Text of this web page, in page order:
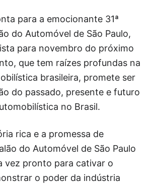
para a emocionante 31ª
do Automóvel de São Paulo,
para novembro do próximo
que tem raízes profundas na
brasileira, promete ser
do passado, presente e futuro
no Brasil.
rica e a promessa de
do Automóvel de São Paulo
vez pronto para cativar o
o poder da indústria